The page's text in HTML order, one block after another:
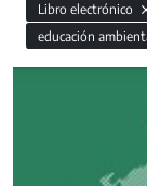
Libro electrónico
educación